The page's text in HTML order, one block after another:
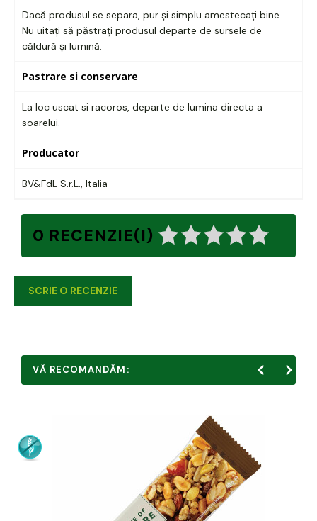
Dacă produsul se separa, pur și simplu amestecați bine.
Nu uitați să păstrați produsul departe de sursele de
căldură și lumină.
Pastrare si conservare
La loc uscat si racoros, departe de lumina directa a
soarelui.
Producator
BV&FdL S.r.L., Italia
0 RECENZIE(I)
SCRIE O RECENZIE
VĂ RECOMANDĂM: